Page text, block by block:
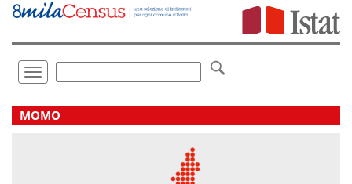
Vai
direttamente
Toggle
navigation
.
MOMO